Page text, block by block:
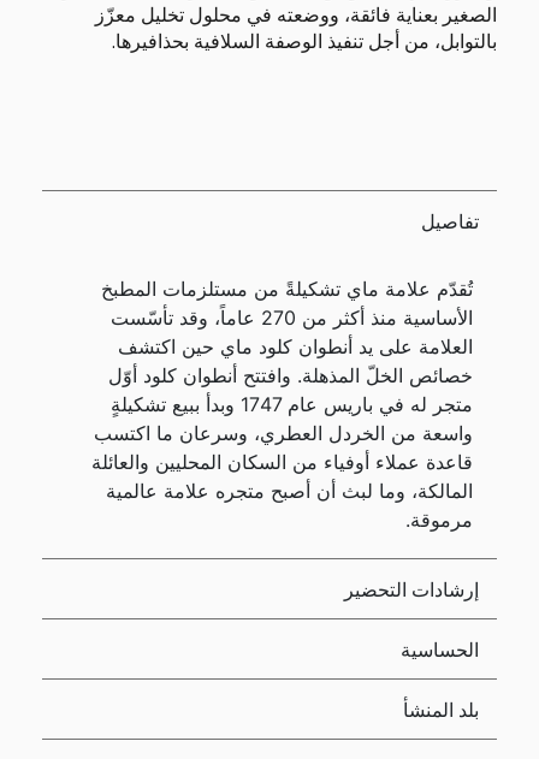
الصغير بعناية فائقة، ووضعته في محلول تخليل معزّز
بالتوابل، من أجل تنفيذ الوصفة السلافية بحذافيرها.
تفاصيل
تُقدّم علامة ماي تشكيلةً من مستلزمات المطبخ
الأساسية منذ أكثر من 270 عاماً، وقد تأسّست
العلامة على يد أنطوان كلود ماي حين اكتشف
خصائص الخلّ المذهلة. وافتتح أنطوان كلود أوّل
متجر له في باريس عام 1747 وبدأ ببيع تشكيلةٍ
واسعة من الخردل العطري، وسرعان ما اكتسب
قاعدة عملاء أوفياء من السكان المحليين والعائلة
المالكة، وما لبث أن أصبح متجره علامة عالمية
مرموقة.
إرشادات التحضير
الحساسية
بلد المنشأ